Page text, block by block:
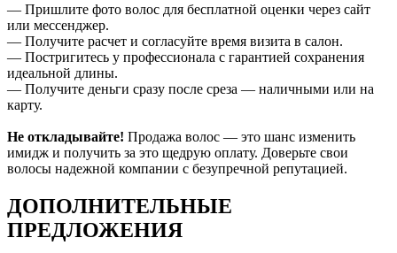
— Пришлите фото волос для бесплатной оценки через сайт
или мессенджер.
— Получите расчет и согласуйте время визита в салон.
— Постригитесь у профессионала с гарантией сохранения
идеальной длины.
— Получите деньги сразу после среза — наличными или на
карту.
Не откладывайте! Продажа волос — это шанс изменить
имидж и получить за это щедрую оплату. Доверьте свои
волосы надежной компании с безупречной репутацией.
ДОПОЛНИТЕЛЬНЫЕ
ПРЕДЛОЖЕНИЯ